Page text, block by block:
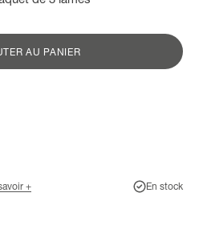
AU PANIER
+
En stock